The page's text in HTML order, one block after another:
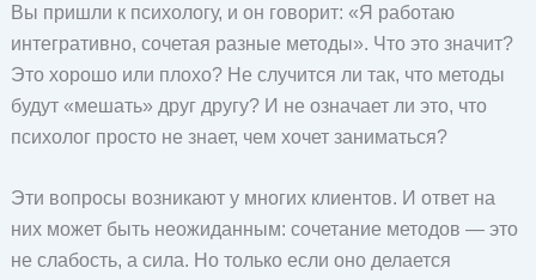
Вы пришли к психологу, и он говорит: «Я работаю
интегративно, сочетая разные методы». Что это значит?
Это хорошо или плохо? Не случится ли так, что методы
будут «мешать» друг другу? И не означает ли это, что
психолог просто не знает, чем хочет заниматься?
Эти вопросы возникают у многих клиентов. И ответ на
них может быть неожиданным: сочетание методов — это
не слабость, а сила. Но только если оно делается